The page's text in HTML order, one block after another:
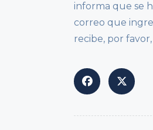
informa que se
correo que
recibe, por